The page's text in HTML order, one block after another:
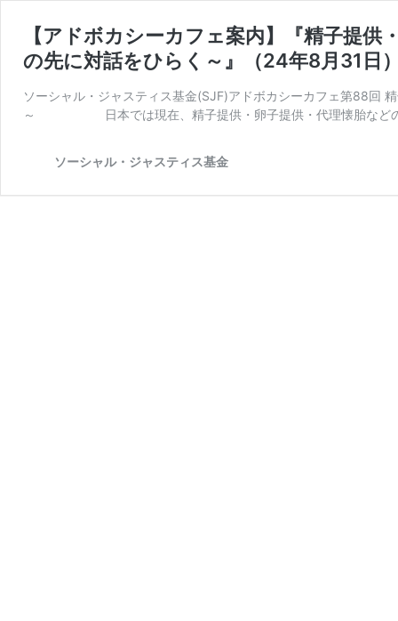
【アドボカシーカフェ案内】『精子提
の先に対話をひらく～』（24年8月31日
ソーシャル・ジャスティス基金(SJF)アドボカシーカフェ第88回
～ 日本では現在、精子提供・卵子提供・代理懐胎などの
ソーシャル・ジャスティス基金